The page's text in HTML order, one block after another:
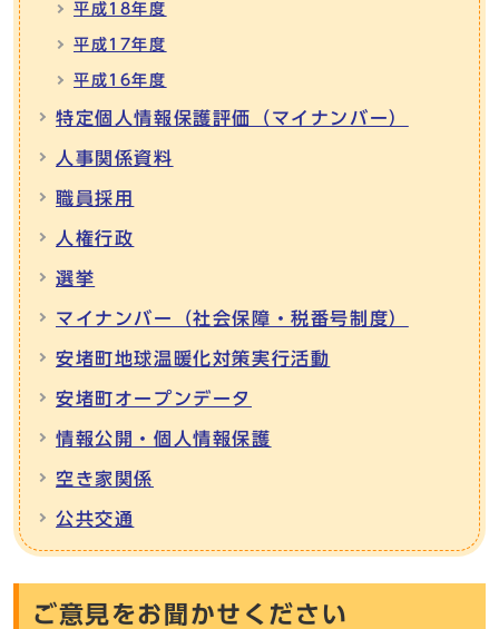
平成18年度
平成17年度
平成16年度
特定個人情報保護評価（マイナンバー）
人事関係資料
職員採用
人権行政
選挙
マイナンバー（社会保障・税番号制度）
安堵町地球温暖化対策実行活動
安堵町オープンデータ
情報公開・個人情報保護
空き家関係
公共交通
ご意見をお聞かせください